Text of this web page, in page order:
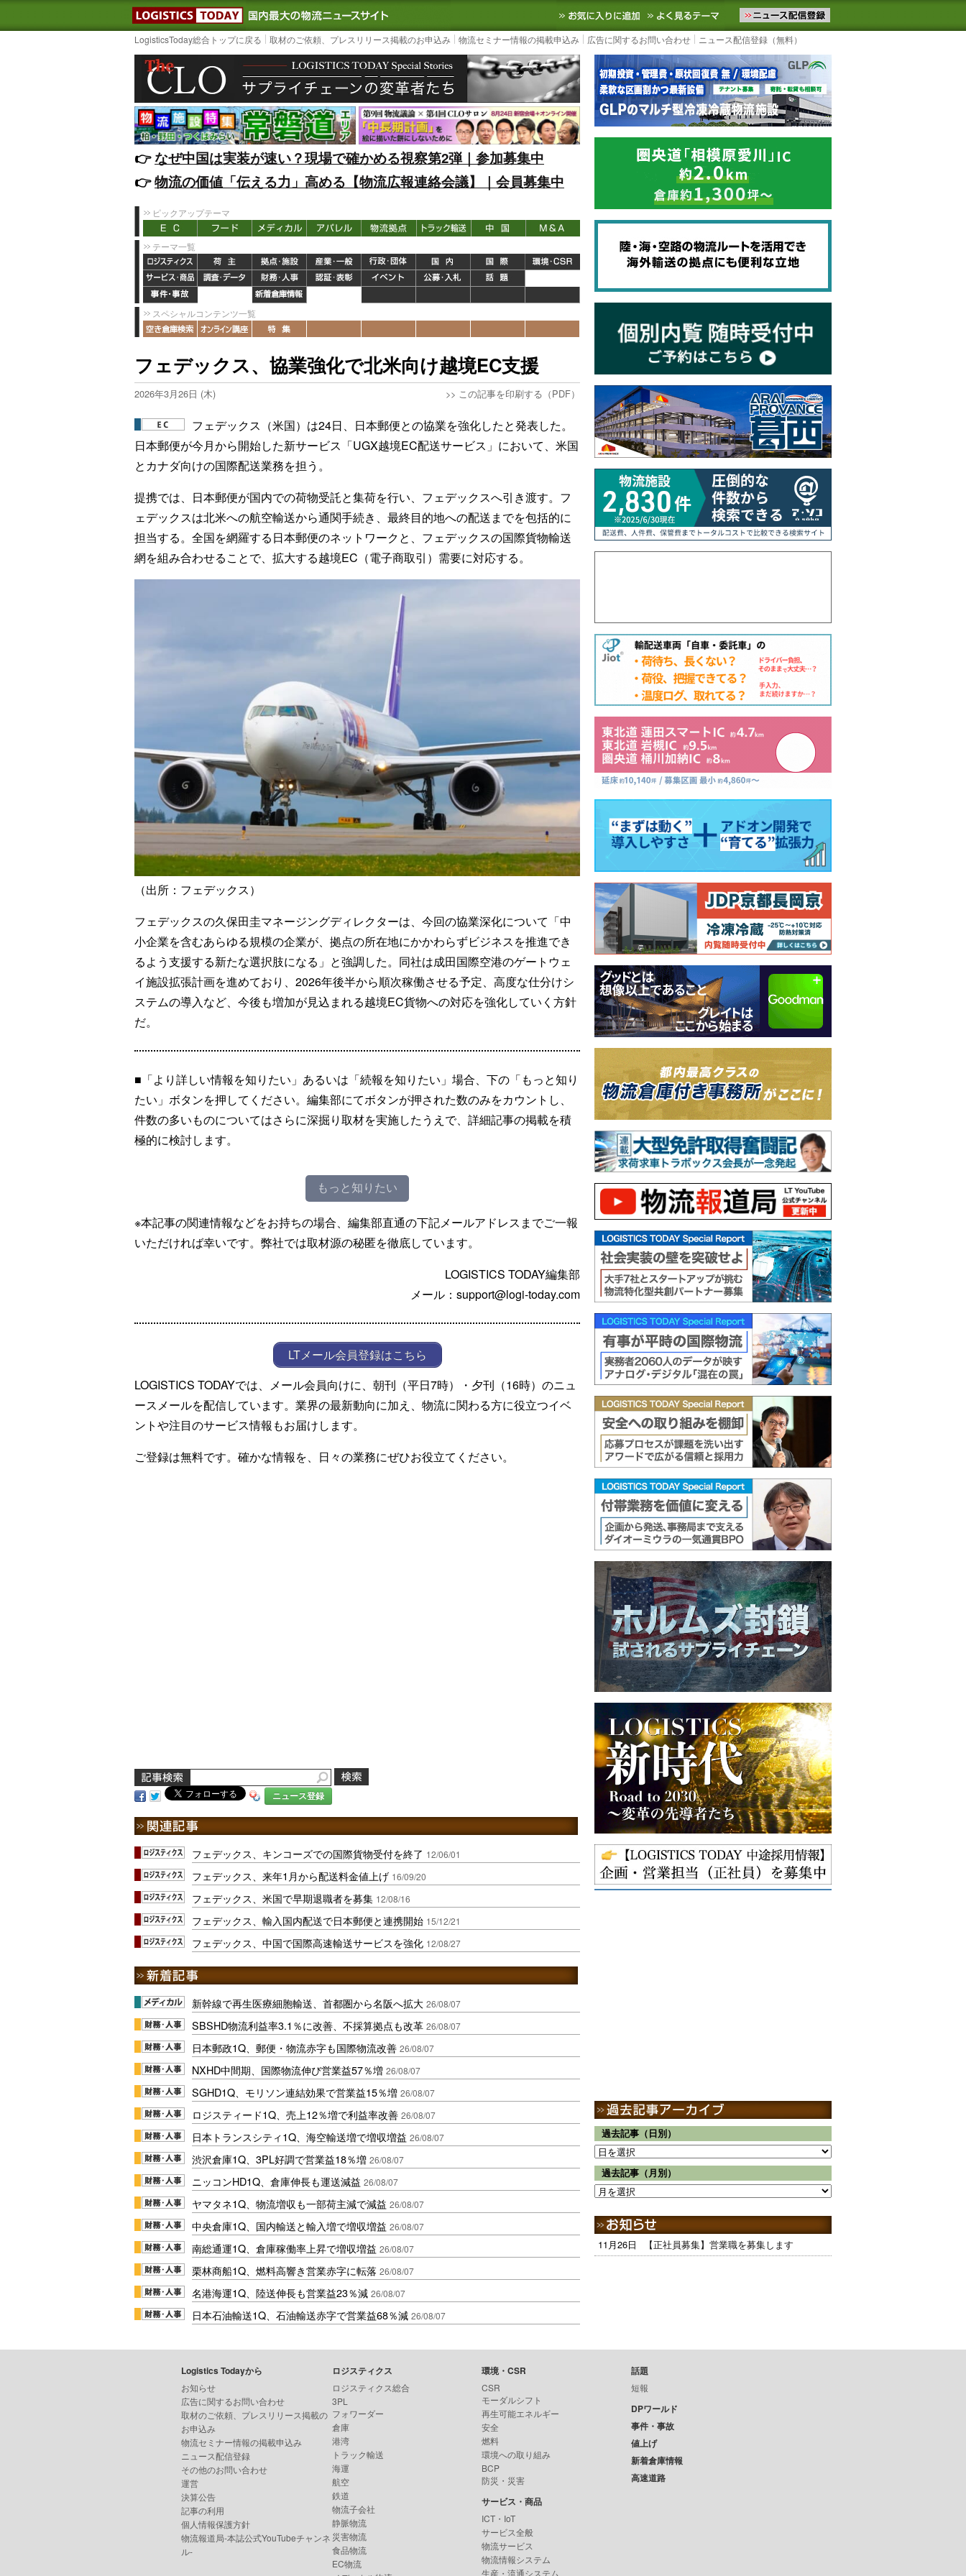
LOGISTICS TODAY｜国内最大の物流ニュースサイト3PL, SCMなど国内外の最新の物流ニュースをお届けします。物流ニュースメール配信を登録す
お気に入りに追加 よく見るテーマ
LogisticsToday総合トップに戻る 取材のご依頼、プレスリリース掲載のお申込み 物流セミナー情報の掲載申込み 広告に関するお問い合わせ ニュース配信登録（無料）
👉️なぜ中国は実装が速い？現場で確かめる視察第2弾｜参加募集中
👉️物流の価値「伝える力」高める【物流広報連絡会議】｜会員募集中
ピックアップテーマ
テーマ一覧
スペシャルコンテンツ一覧
フェデックス、協業強化で北米向け越境EC支援
2026年3月26日 (木) >> この記事を印刷する（PDF）
フェデックス（米国）は24日、日本郵便との協業を強化したと発表した。
日本郵便が今月から開始した新サービス「UGX越境EC配送サービス」において、米国
とカナダ向けの国際配送業務を担う。
提携では、日本郵便が国内での荷物受託と集荷を行い、フェデックスへ引き渡す。フ
ェデックスは北米への航空輸送から通関手続き、最終目的地への配送までを包括的に
担当する。全国を網羅する日本郵便のネットワークと、フェデックスの国際貨物輸送
網を組み合わせることで、拡大する越境EC（電子商取引）需要に対応する。
（出所：フェデックス）
フェデックスの久保田圭マネージングディレクターは、今回の協業深化について「中
小企業を含むあらゆる規模の企業が、拠点の所在地にかかわらずビジネスを推進でき
るよう支援する新たな選択肢になる」と強調した。同社は成田国際空港のゲートウェ
イ施設拡張計画を進めており、2026年後半から順次稼働させる予定、高度な仕分けシ
ステムの導入など、今後も増加が見込まれる越境EC貨物への対応を強化していく方針
だ。
■「より詳しい情報を知りたい」あるいは「続報を知りたい」場合、下の「もっと知り
たい」ボタンを押してください。編集部にてボタンが押された数のみをカウントし、
件数の多いものについてはさらに深掘り取材を実施したうえで、詳細記事の掲載を積
極的に検討します。
もっと知りたい
※本記事の関連情報などをお持ちの場合、編集部直通の下記メールアドレスまでご一報
いただければ幸いです。弊社では取材源の秘匿を徹底しています。
LOGISTICS TODAY編集部
メール：support@logi-today.com
LTメール会員登録はこちら
LOGISTICS TODAYでは、メール会員向けに、朝刊（平日7時）・夕刊（16時）のニュ
ースメールを配信しています。業界の最新動向に加え、物流に関わる方に役立つイベ
ントや注目のサービス情報もお届けします。
ご登録は無料です。確かな情報を、日々の業務にぜひお役立てください。
ニュース登録
フェデックス、キンコーズでの国際貨物受付を終了 12/06/01
フェデックス、来年1月から配送料金値上げ 16/09/20
フェデックス、米国で早期退職者を募集 12/08/16
フェデックス、輸入国内配送で日本郵便と連携開始 15/12/21
フェデックス、中国で国際高速輸送サービスを強化 12/08/27
新幹線で再生医療細胞輸送、首都圏から名阪へ拡大 26/08/07
SBSHD物流利益率3.1％に改善、不採算拠点も改革 26/08/07
日本郵政1Q、郵便・物流赤字も国際物流改善 26/08/07
NXHD中間期、国際物流伸び営業益57％増 26/08/07
SGHD1Q、モリソン連結効果で営業益15％増 26/08/07
ロジスティード1Q、売上12％増で利益率改善 26/08/07
日本トランスシティ1Q、海空輸送増で増収増益 26/08/07
渋沢倉庫1Q、3PL好調で営業益18％増 26/08/07
ニッコンHD1Q、倉庫伸長も運送減益 26/08/07
ヤマタネ1Q、物流増収も一部荷主減で減益 26/08/07
中央倉庫1Q、国内輸送と輸入増で増収増益 26/08/07
南総通運1Q、倉庫稼働率上昇で増収増益 26/08/07
栗林商船1Q、燃料高響き営業赤字に転落 26/08/07
名港海運1Q、陸送伸長も営業益23％減 26/08/07
日本石油輸送1Q、石油輸送赤字で営業益68％減 26/08/07
過去記事（日別）
過去記事（月別）
11月26日 【正社員募集】営業職を募集します
Logistics Todayから
お知らせ
広告に関するお問い合わせ
取材のご依頼、プレスリリース掲載の
お申込み
物流セミナー情報の掲載申込み
ニュース配信登録
その他のお問い合わせ
運営
決算公告
記事の利用
個人情報保護方針
物流報道局-本誌公式YouTubeチャンネ
ル-
ロジスティクス
ロジスティクス総合
3PL
フォワーダー
倉庫
港湾
トラック輸送
海運
航空
鉄道
物流子会社
静脈物流
災害物流
食品物流
EC物流
環境・CSR
CSR
モーダルシフト
再生可能エネルギー
安全
燃料
環境への取り組み
BCP
防災・災害
サービス・商品
ICT・IoT
サービス全般
物流サービス
物流情報システム
生産・流通システム
話題
短報
DPワールド
事件・事故
値上げ
新着倉庫情報
高速道路